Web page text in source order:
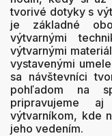
tvorivé dotyky s
je základné
výtvarnými
výtvarnými
vystavenými
sa návštevníci
pohľadom na
pripravujeme aj
výtvarníkom, kde
jeho vedením.